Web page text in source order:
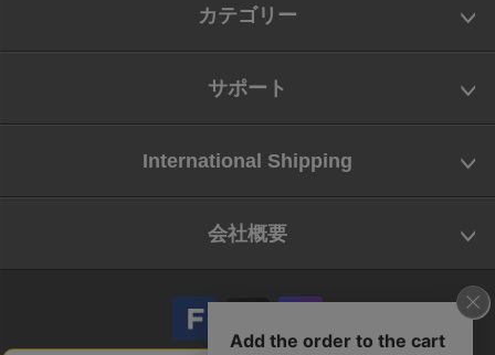
カテゴリー
サポート
International Shipping
会社概要